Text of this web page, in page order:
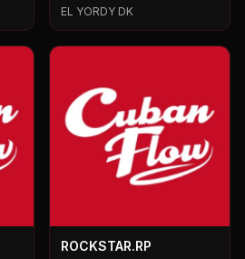
EL YORDY DK
ROCKSTAR.RP